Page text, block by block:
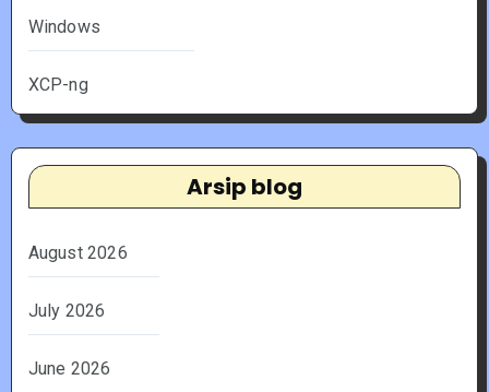
Windows
XCP-ng
Arsip blog
August 2026
July 2026
June 2026